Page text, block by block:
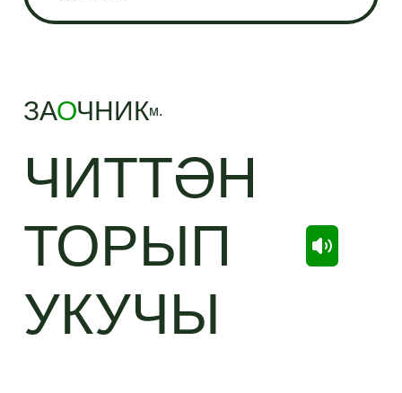
ЗАОЧНИКм.
ЧИТТӘН
ТОРЫП
УКУЧЫ